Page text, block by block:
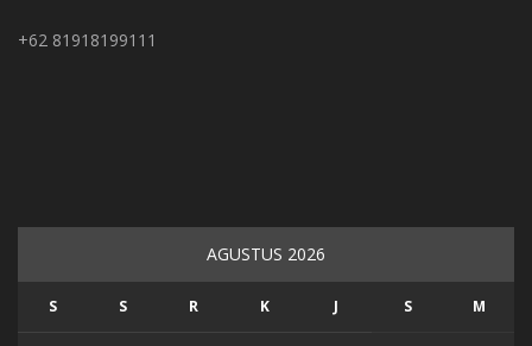
+62 81918199111
AGUSTUS 2026
S S R K J S M